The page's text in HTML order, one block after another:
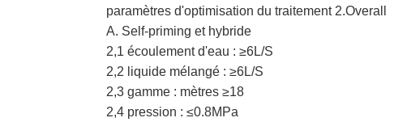
paramètres d'optimisation du traitement 2.Overall
A. Self-priming et hybride
2,1 écoulement d'eau : ≥6L/S
2,2 liquide mélangé : ≥6L/S
2,3 gamme : mètres ≥18
2,4 pression : ≤0.8MPa